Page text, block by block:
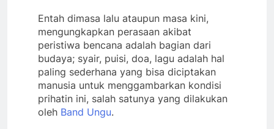
Entah dimasa lalu ataupun masa kini,
mengungkapkan perasaan akibat
peristiwa bencana adalah bagian dari
budaya; syair, puisi, doa, lagu adalah hal
paling sederhana yang bisa diciptakan
manusia untuk menggambarkan kondisi
prihatin ini, salah satunya yang dilakukan
oleh Band Ungu.